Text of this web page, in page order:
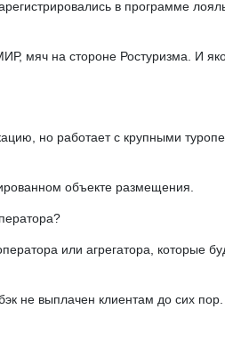
в программе
мяч на стороне Ростуризма. И
но работает с крупными
объекте размещения.
или агрегатора, которые
не выплачен клиентам до сих